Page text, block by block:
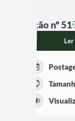
Edição nº 51